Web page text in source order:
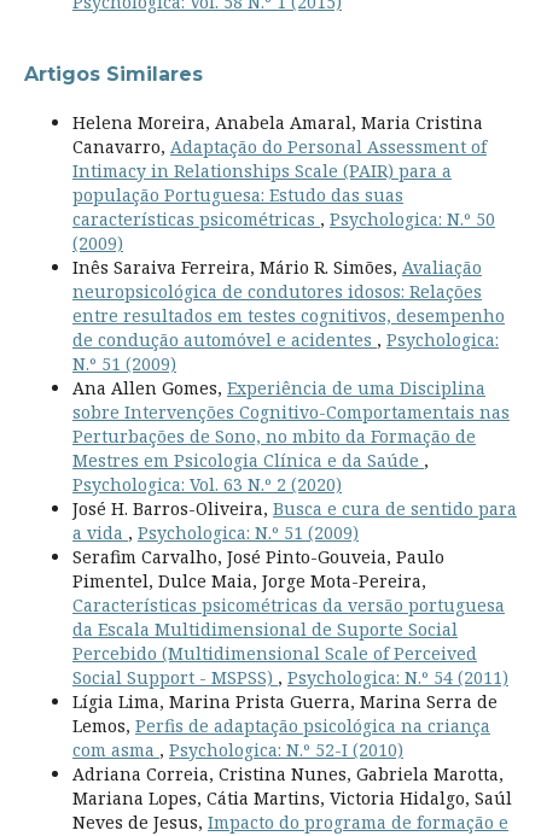
Artigos Similares
Helena Moreira, Anabela Amaral, Maria Cristina
Canavarro, Adaptação do Personal Assessment of
Intimacy in Relationships Scale (PAIR) para a
população Portuguesa: Estudo das suas
características psicométricas , Psychologica: N.º 50
(2009)
Inês Saraiva Ferreira, Mário R. Simões, Avaliação
neuropsicológica de condutores idosos: Relações
entre resultados em testes cognitivos, desempenho
de condução automóvel e acidentes , Psychologica:
N.º 51 (2009)
Ana Allen Gomes, Experiência de uma Disciplina
sobre Intervenções Cognitivo-Comportamentais nas
Perturbações de Sono, no mbito da Formação de
Mestres em Psicologia Clínica e da Saúde ,
Psychologica: Vol. 63 N.º 2 (2020)
José H. Barros-Oliveira, Busca e cura de sentido para
a vida , Psychologica: N.º 51 (2009)
Serafim Carvalho, José Pinto-Gouveia, Paulo
Pimentel, Dulce Maia, Jorge Mota-Pereira,
Características psicométricas da versão portuguesa
da Escala Multidimensional de Suporte Social
Percebido (Multidimensional Scale of Perceived
Social Support - MSPSS) , Psychologica: N.º 54 (2011)
Lígia Lima, Marina Prista Guerra, Marina Serra de
Lemos, Perfis de adaptação psicológica na criança
com asma , Psychologica: N.º 52-I (2010)
Adriana Correia, Cristina Nunes, Gabriela Marotta,
Mariana Lopes, Cátia Martins, Victoria Hidalgo, Saúl
Neves de Jesus, Impacto do programa de formação e